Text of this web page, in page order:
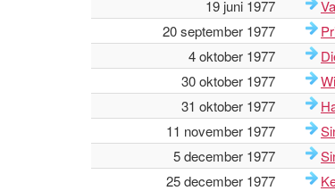
19 juni 1977
20 september 1977
4 oktober 1977
30 oktober 1977
31 oktober 1977
11 november 1977
5 december 1977
25 december 1977